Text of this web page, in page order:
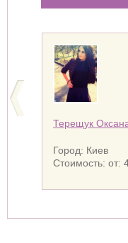
Терещук
Город: Киев
Стоимость: от: